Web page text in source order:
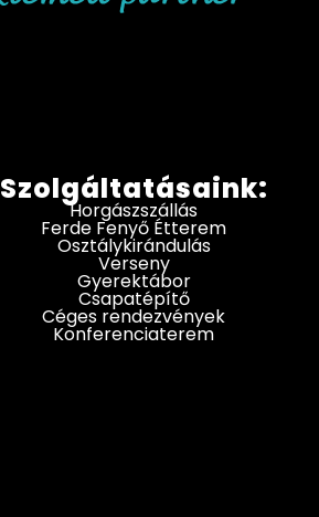
Szolgáltatásaink:
Horgászszállás
Ferde Fenyő Étterem
Osztálykirándulás
Verseny
Gyerektábor
Csapatépítő
Céges rendezvények
Konferenciaterem